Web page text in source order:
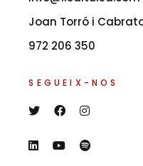
Joan Torró i
972 206 350
SEGUEIX-NOS